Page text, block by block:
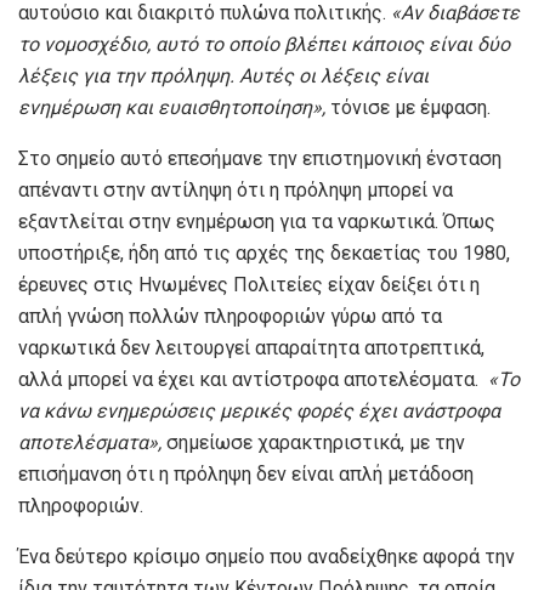
αυτούσιο και διακριτό πυλώνα πολιτικής. «Αν διαβάσετε
το νομοσχέδιο, αυτό το οποίο βλέπει κάποιος είναι δύο
λέξεις για την πρόληψη. Αυτές οι λέξεις είναι
ενημέρωση και ευαισθητοποίηση», τόνισε με έμφαση.
Στο σημείο αυτό επεσήμανε την επιστημονική ένσταση
απέναντι στην αντίληψη ότι η πρόληψη μπορεί να
εξαντλείται στην ενημέρωση για τα ναρκωτικά. Όπως
υποστήριξε, ήδη από τις αρχές της δεκαετίας του 1980,
έρευνες στις Ηνωμένες Πολιτείες είχαν δείξει ότι η
απλή γνώση πολλών πληροφοριών γύρω από τα
ναρκωτικά δεν λειτουργεί απαραίτητα αποτρεπτικά,
αλλά μπορεί να έχει και αντίστροφα αποτελέσματα. «Το
να κάνω ενημερώσεις μερικές φορές έχει ανάστροφα
αποτελέσματα», σημείωσε χαρακτηριστικά, με την
επισήμανση ότι η πρόληψη δεν είναι απλή μετάδοση
πληροφοριών.
Ένα δεύτερο κρίσιμο σημείο που αναδείχθηκε αφορά την